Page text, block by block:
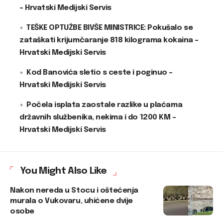
– Hrvatski Medijski Servis
TEŠKE OPTUŽBE BIVŠE MINISTRICE: Pokušalo se
zataškati krijumčaranje 818 kilograma kokaina –
Hrvatski Medijski Servis
Kod Banovića sletio s ceste i poginuo –
Hrvatski Medijski Servis
Počela isplata zaostale razlike u plaćama
državnih službenika, nekima i do 1200 KM –
Hrvatski Medijski Servis
You Might Also Like
Nakon nereda u Stocu i oštećenja
murala o Vukovaru, uhićene dvije
osobe